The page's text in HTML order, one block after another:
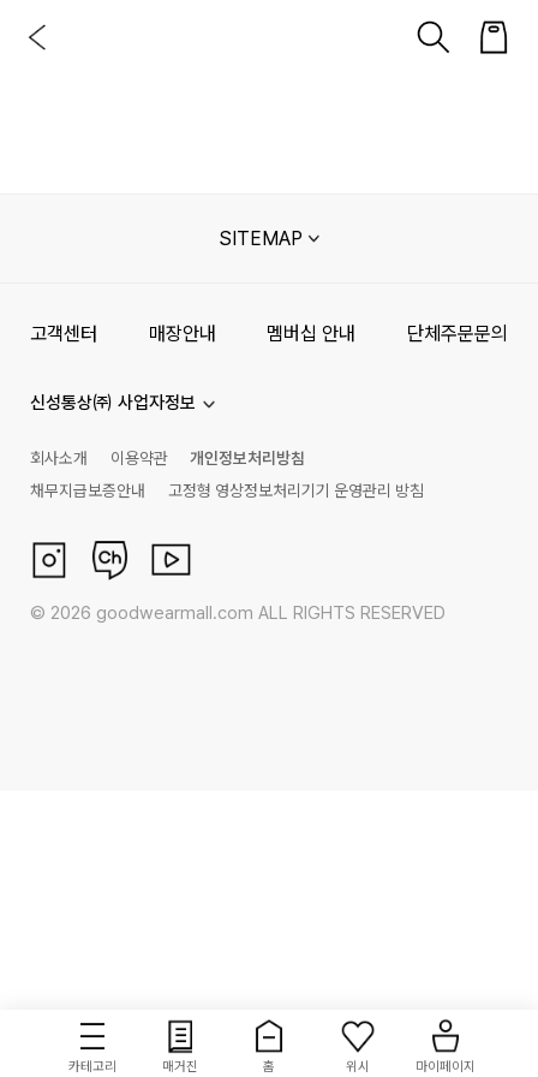
카테고리 매거진 홈 위시 마이페이지
SITEMAP
고객센터 매장안내 멤버십 안내 단체주문문의
신성통상㈜ 사업자정보
회사소개 이용약관
개인정보처리방침
채무지급보증안내
고정형 영상정보처리기기 운영관리 방침
© 2026 goodwearmall.com ALL RIGHTS RESERVED